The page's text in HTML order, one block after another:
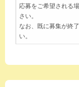
応募をご希望される
さい。
なお、既に募集が終
い。